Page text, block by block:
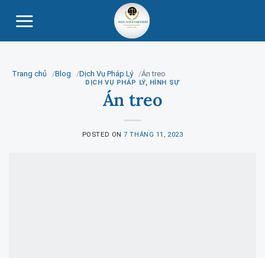
Trang chủ Blog Dịch Vụ Pháp Lý Án treo
DỊCH VỤ PHÁP LÝ, HÌNH SỰ
Án treo
POSTED ON7 THÁNG 11, 2023